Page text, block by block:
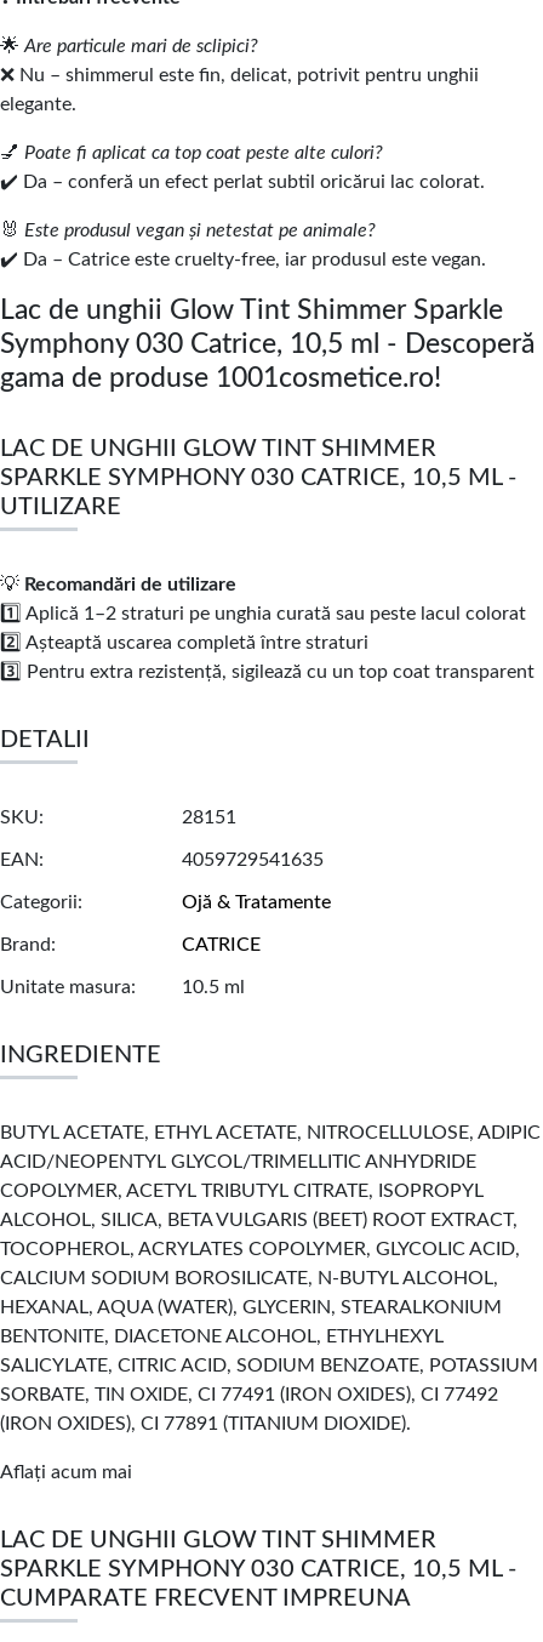
🌟Are particule mari de sclipici?
❌ Nu – shimmerul este fin, delicat, potrivit pentru unghii
elegante.
💅 Poate fi aplicat ca top coat peste alte culori?
✔️ Da – conferă un efect perlat subtil oricărui lac colorat.
🐰 Este produsul vegan și netestat pe animale?
✔️ Da – Catrice este cruelty-free, iar produsul este vegan.
Lac de unghii Glow Tint Shimmer Sparkle
Symphony 030 Catrice, 10,5 ml - Descoperă
gama de produse 1001cosmetice.ro!
LAC DE UNGHII GLOW TINT SHIMMER
SPARKLE SYMPHONY 030 CATRICE, 10,5 ML -
UTILIZARE
💡 Recomandări de utilizare
1️⃣ Aplică 1–2 straturi pe unghia curată sau peste lacul colorat
2️⃣ Așteaptă uscarea completă între straturi
3️⃣ Pentru extra rezistență, sigilează cu un top coat transparent
DETALII
SKU 28151
EAN 4059729541635
Categorii Ojă & Tratamente
Brand CATRICE
Unitate masura 10.5 ml
INGREDIENTE
BUTYL ACETATE, ETHYL ACETATE, NITROCELLULOSE, ADIPIC
ACID/NEOPENTYL GLYCOL/TRIMELLITIC ANHYDRIDE
COPOLYMER, ACETYL TRIBUTYL CITRATE, ISOPROPYL
ALCOHOL, SILICA, BETA VULGARIS (BEET) ROOT EXTRACT,
TOCOPHEROL, ACRYLATES COPOLYMER, GLYCOLIC ACID,
CALCIUM SODIUM BOROSILICATE, N-BUTYL ALCOHOL,
HEXANAL, AQUA (WATER), GLYCERIN, STEARALKONIUM
BENTONITE, DIACETONE ALCOHOL, ETHYLHEXYL
SALICYLATE, CITRIC ACID, SODIUM BENZOATE, POTASSIUM
SORBATE, TIN OXIDE, CI 77491 (IRON OXIDES), CI 77492
(IRON OXIDES), CI 77891 (TITANIUM DIOXIDE).
Aflați acum mai
LAC DE UNGHII GLOW TINT SHIMMER
SPARKLE SYMPHONY 030 CATRICE, 10,5 ML -
CUMPARATE FRECVENT IMPREUNA